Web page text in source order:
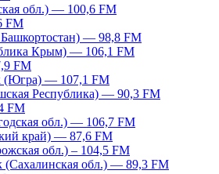
обл.) — 100,6 FM
FM
— 98,8 FM
Крым) — 106,1 FM
FM
(Югра) — 107,1 FM
Республика) — 90,3 FM
FM
обл.) — 106,7 FM
край) — 87,6 FM
обл.) – 104,5 FM
обл.) — 89,3 FM